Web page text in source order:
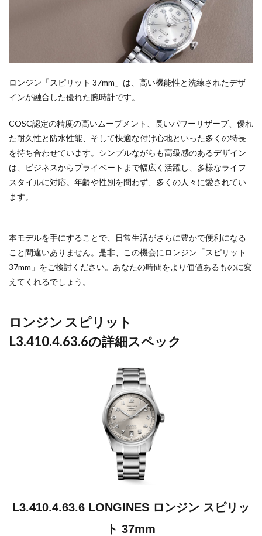
ロンジン「スピリット 37mm」は、高い機能性と洗練されたデザ
インが融合した優れた腕時計です。
COSC認定の精度の高いムーブメント、長いパワーリザーブ、優れ
た耐久性と防水性能、そして快適な付け心地といった多くの特長
を持ち合わせています。シンプルながらも高級感のあるデザイン
は、ビジネスからプライベートまで幅広く活躍し、多様なライフ
スタイルに対応。年齢や性別を問わず、多くの人々に愛されてい
ます。
本モデルを手にすることで、日常生活がさらに豊かで便利になる
こと間違いありません。是非、この機会にロンジン「スピリット
37mm」をご検討ください。あなたの時間をより価値あるものに変
えてくれるでしょう。
ロンジン スピリット
L3.410.4.63.6の詳細スペック
L3.410.4.63.6 LONGINES ロンジン スピリッ
ト 37mm